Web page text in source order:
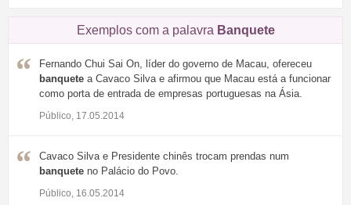
Exemplos com a palavra Banquete
Fernando Chui Sai On, líder do governo de Macau, ofereceu
banquete a Cavaco Silva e afirmou que Macau está a funcionar
como porta de entrada de empresas portuguesas na Ásia.
Público, 17.05.2014
Cavaco Silva e Presidente chinês trocam prendas num
banquete no Palácio do Povo.
Público, 16.05.2014